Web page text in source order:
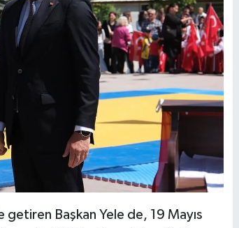
Başkan Yele de, 19 Mayıs